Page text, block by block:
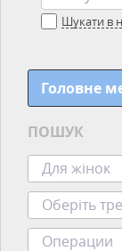
Шукати в
Головне
ПОШУК
Для жінок
Оберіть
Операции